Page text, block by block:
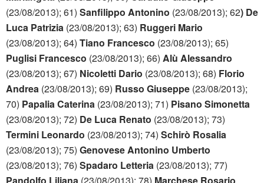
(23/08/2013); 61) Sanfilippo Antonino (23/08/2013); 62) De
Luca Patrizia (23/08/2013); 63) Ruggeri Mario
(23/08/2013); 64) Tiano Francesco (23/08/2013); 65)
Puglisi Francesco (23/08/2013); 66) Alù Alessandro
(23/08/2013); 67) Nicoletti Dario (23/08/2013); 68) Florio
Andrea (23/08/2013); 69) Russo Giuseppe (23/08/2013);
70) Papalia Caterina (23/08/2013); 71) Pisano Simonetta
(23/08/2013); 72) De Luca Renato (23/08/2013); 73)
Termini Leonardo (23/08/2013); 74) Schirò Rosalia
(23/08/2013); 75) Genovese Antonino Umberto
(23/08/2013); 76) Spadaro Letteria (23/08/2013); 77)
Pandolfo Liliana (23/08/2013); 78) Marchese Rosario